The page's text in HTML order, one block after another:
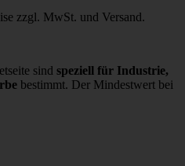
zzgl. MwSt. und Versand.
sind speziell für Industrie,
bestimmt. Der Mindestwert bei